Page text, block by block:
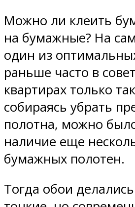
Можно ли клеить
на бумажные? На
один из
раньше часто в
квартирах только
собираясь убрать
полотна, можно
наличие еще
бумажных полотен.
Тогда обои делались